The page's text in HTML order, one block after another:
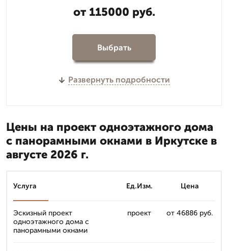
от 115000 руб.
Выбрать
Развернуть подробности
Цены на проект одноэтажного дома
с панорамными окнами в Иркутске в
августе 2026 г.
Услуга Ед.Изм. Цена
Эскизный проект
одноэтажного дома с
панорамными окнами
проект от 46886 руб.